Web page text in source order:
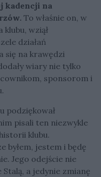
kadencji na
To właśnie on, w
wziął
działań
się na krawędzi
wiary nie tylko
sponsorom i
podziękował
pisali ten niezwykle
klubu.
byłem, jestem i będę
Jego odejście nie
a jedynie zmianę